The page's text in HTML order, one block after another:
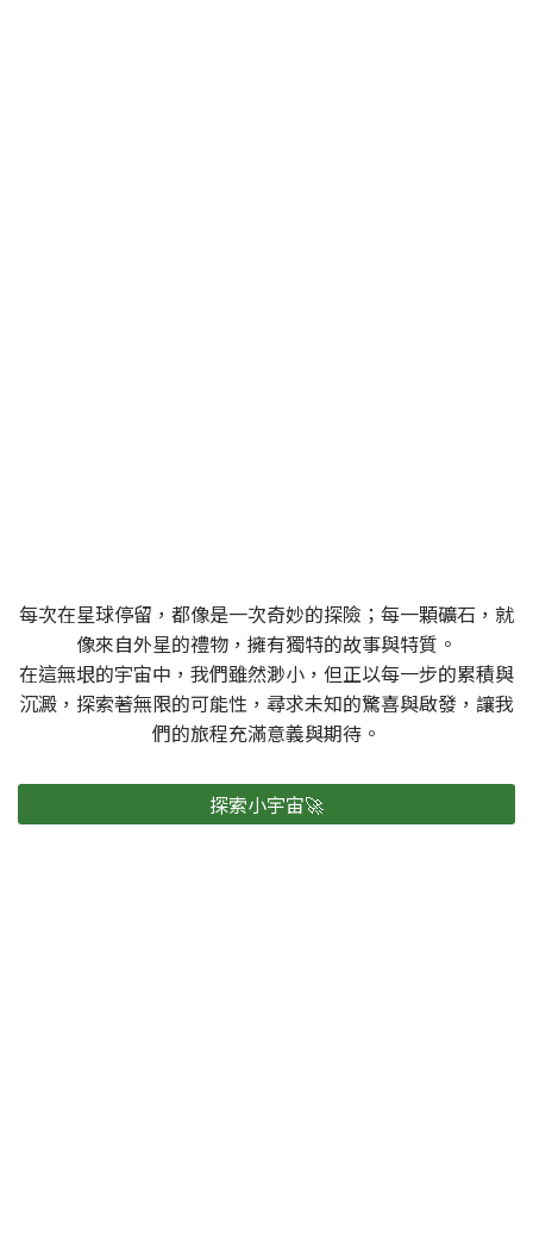
每次在星球停留，都像是一次奇妙的探險；每一顆礦石，就
像來自外星的禮物，擁有獨特的故事與特質。
在這無垠的宇宙中，我們雖然渺小，但正以每一步的累積與
沉澱，探索著無限的可能性，尋求未知的驚喜與啟發，讓我
們的旅程充滿意義與期待。
探索小宇宙🚀